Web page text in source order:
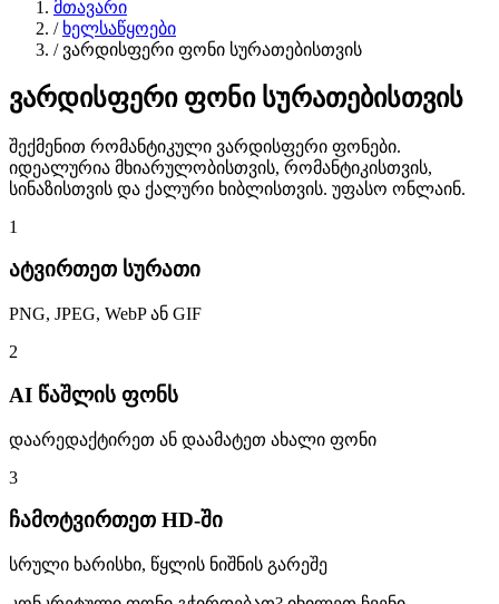
მთავარი
/ ხელსაწყოები
/ ვარდისფერი ფონი სურათებისთვის
ვარდისფერი ფონი სურათებისთვის
შექმენით რომანტიკული ვარდისფერი ფონები.
იდეალურია მხიარულობისთვის, რომანტიკისთვის,
სინაზისთვის და ქალური ხიბლისთვის. უფასო ონლაინ.
1
ატვირთეთ სურათი
PNG, JPEG, WebP ან GIF
2
AI წაშლის ფონს
დაარედაქტირეთ ან დაამატეთ ახალი ფონი
3
ჩამოტვირთეთ HD-ში
სრული ხარისხი, წყლის ნიშნის გარეშე